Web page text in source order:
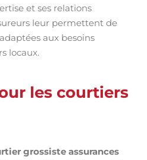
et ses relations
leur permettent de
aux besoins
locaux.
les courtiers
grossiste assurances